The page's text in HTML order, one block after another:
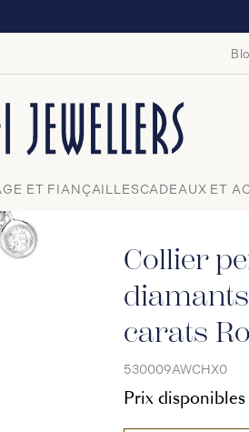
Fermer
ET FIANÇAILLESCADEAUX ET
Collier
carats
530009AWCHX0
Prix